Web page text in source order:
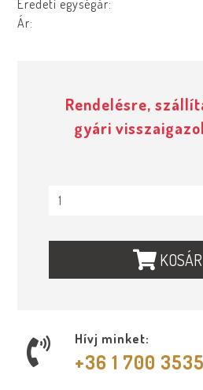
Eredeti egységár:
Ár:
Rendelésre,
gyári
Hívj minket:
+36 1 700 3535